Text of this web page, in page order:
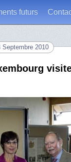
futurs
Septembre 2010